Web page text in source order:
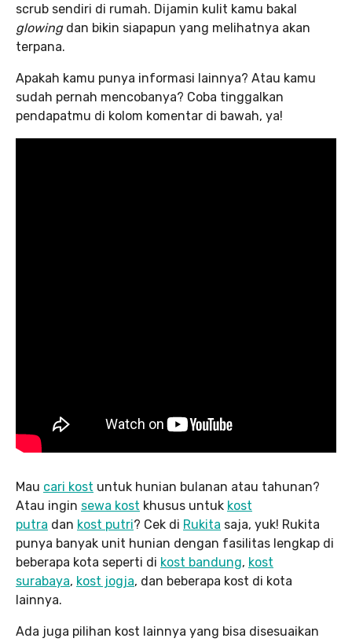
scrub sendiri di rumah. Dijamin kulit kamu bakal
glowingdan bikin siapapun yang melihatnya akan
terpana.
Apakah kamu punya informasi lainnya? Atau kamu
sudah pernah mencobanya? Coba tinggalkan
pendapatmu di kolom komentar di bawah, ya!
Mau cari kost untuk hunian bulanan atau tahunan?
Atau ingin sewa kost khusus untuk kost
putra dan kost putri? Cek di Rukita saja, yuk! Rukita
punya banyak unit hunian dengan fasilitas lengkap di
beberapa kota seperti di kost bandung, kost
surabaya, kost jogja, dan beberapa kost di kota
lainnya.
Ada juga pilihan kost lainnya yang bisa disesuaikan